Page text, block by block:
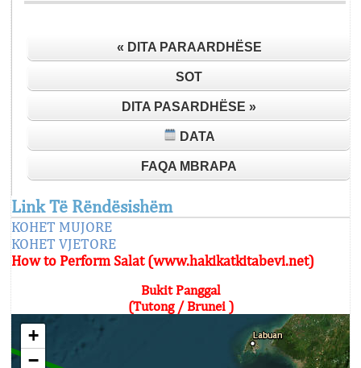
« DITA PARAARDHËSE
SOT
DITA PASARDHËSE »
DATA
FAQA MBRAPA
Link Të Rëndësishëm
KOHET MUJORE
KOHET VJETORE
How to Perform Salat (www.hakikatkitabevi.net)
Bukit Panggal
(Tutong / Brunei )
+
−